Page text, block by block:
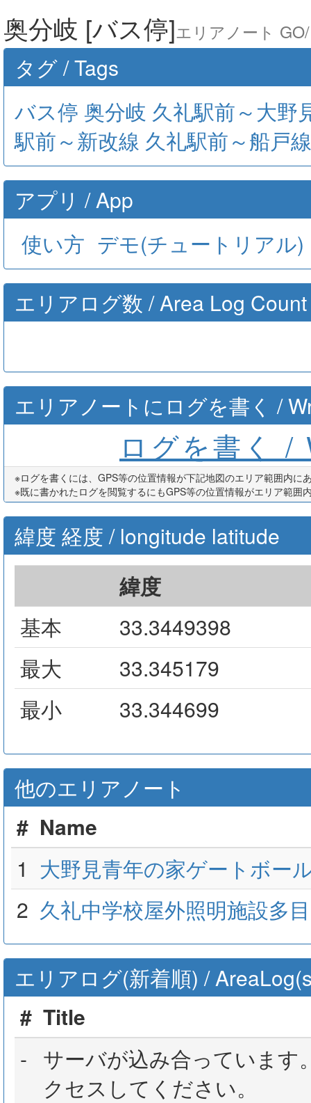
奥分岐 [バス停]エリアノート
タグ / Tags
バス停 奥分岐 久礼駅前～大野
駅前～新改線 久礼駅前～船戸線
アプリ / App
使い方 デモ(チュートリアル)
エリアログ数 / Area Log Count
エリアノートにログを書く /
ログを書く
※ログを書くには、GPS等の位置情報が下記地図のエリア範囲内に
※既に書かれたログを閲覧するにもGPS等の位置情報がエリア範囲
緯度 経度 / longitude latitude
緯度
基本
33.3449398
最大
33.345179
最小
33.344699
他のエリアノート
# Name
1 大野見青年の家ゲートボー
2 久礼中学校屋外照明施設多
エリアログ(新着順) /
# Title
- サーバが込み合っていま
クセスしてください。